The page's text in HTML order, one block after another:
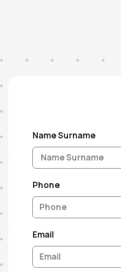
Name Surname
Phone
Email